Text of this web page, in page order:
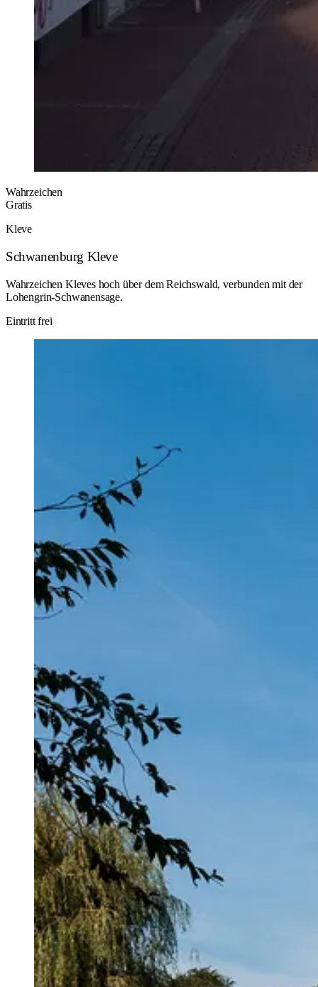
Wahrzeichen
Gratis
Kleve
Schwanenburg Kleve
Wahrzeichen Kleves hoch über dem Reichswald, verbunden mit der
Lohengrin-Schwanensage.
Eintritt frei